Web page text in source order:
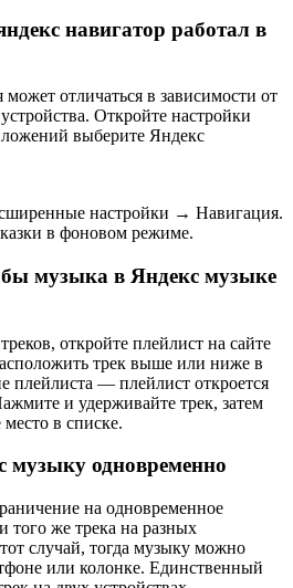
навигатор работал в
отличаться в зависимости от
Откройте настройки
выберите Яндекс
настройки → Навигация.
в фоновом режиме.
музыка в Яндекс музыке
откройте плейлист на сайте
трек выше или ниже в
плейлиста — плейлист откроется
и удерживайте трек, затем
в списке.
музыку одновременно
на одновременное
того же трека на разных
случай, тогда музыку можно
или колонке. Единственный